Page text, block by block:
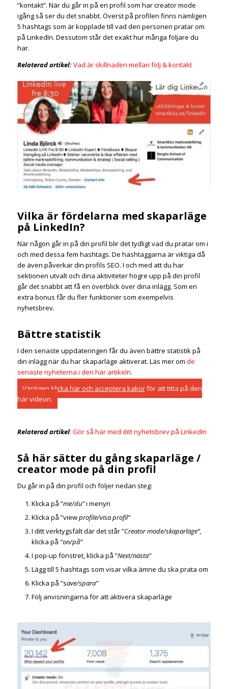
”kontakt”. När du går in på en profil som har creator mode
igång så ser du det snabbt. Överst på profilen finns nämligen
5 hashtags som är kopplade till vad den personen pratar om
på LinkedIn. Dessutom står det exakt hur många följare du
har.
Relaterad artikel:Vad är skillnaden mellan följ & kontakt
Vilka är fördelarna med skaparläge
på LinkedIn?
När någon går in på din profil blir det tydligt vad du pratar om i
och med dessa fem hashtags. De hashtaggarna är viktiga då
de även påverkar din profils SEO. I och med att du har
sektionen utvalt och dina aktiviteter högre upp på din profil
går det snabbt att få en överblick över dina inlägg. Som en
extra bonus får du fler funktioner som exempelvis
nyhetsbrev.
Bättre statistik
I den senaste uppdateringen får du även bättre statistik på
din inlägg när du har skaparläge aktiverat. Läs mer om de
senaste nyheterna i den här artikeln.
Vänligen klicka här och acceptera kakorför att titta på den
här videon.
Relaterad artikel: Gör så här med ditt nyhetsbrev på LinkedIn
Så här sätter du gång skaparläge /
creator mode på din profil
Du går in på din profil och följer nedan steg:
Klicka på ”me/du”i menyn
Klicka på ”viewprofile/visa profil”
I ditt verktygsfält där det står ”Creator mode/skaparläge”,
klicka på ”on/på”
I pop-up fönstret, klicka på ”Next/nästa”
Lägg till 5 hashtags som visar vilka ämne du ska prata om
Klicka på ”save/spara”
Följ anvisningarna för att aktivera skaparläge